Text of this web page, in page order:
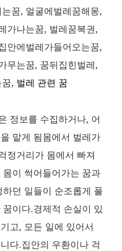
꿈, 얼굴에벌레꿈해몽,
가나는꿈, 벌레꿈복권,
안에벌레가들어오는꿈,
무는꿈, 꿈뒤집힌벌레,
, 벌레 관련 꿈
정보를 수집하거나, 어
맡게 됨몸에서 벌레가
정거리가 몸에서 빠져
이 썩어들어가는 꿈과
던 일들이 순조롭게 풀
이다.경제적 손실이 있
고, 모든 일에 있어서
다.집안의 우환이나 걱